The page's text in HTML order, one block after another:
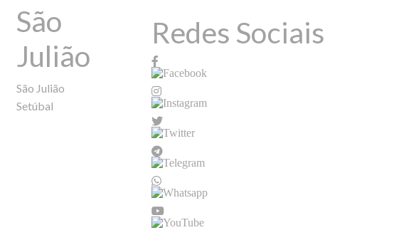
São
Julião
São Julião
Setúbal
Redes Sociais